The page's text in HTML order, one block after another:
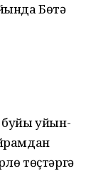
Бөтә
буйы уйын-
төҫтәргә